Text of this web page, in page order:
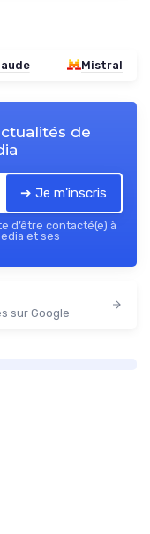
Mistral
de
➔ Je m'inscris
d’être contacté(e) à
et ses
sur Google